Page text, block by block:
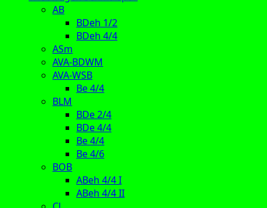
AB
BDeh 1/2
BDeh 4/4
ASm
AVA-BDWM
AVA-WSB
Be 4/4
BLM
BDe 2/4
BDe 4/4
Be 4/4
Be 4/6
BOB
ABeh 4/4 I
ABeh 4/4 II